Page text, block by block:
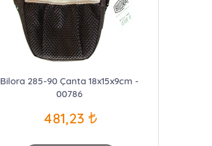
Bilora 285-90 Çanta 18x15x9cm -
00786
481,23